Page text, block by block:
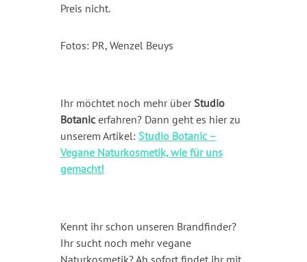
Preis nicht.
Fotos: PR, Wenzel Beuys
Ihr möchtet noch mehr überStudio
Botanicerfahren? Dann geht es hier zu
unserem Artikel: Studio Botanic –
Vegane Naturkosmetik, wie für uns
gemacht!
Kennt ihr schon unseren Brandfinder?
Ihr sucht noch mehr vegane
Naturkosmetik? Ab sofort findet ihr mit